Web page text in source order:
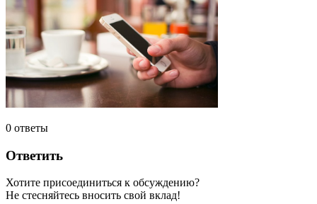
0 ответы
Ответить
Хотите присоединиться к обсуждению?
Не стесняйтесь вносить свой вклад!